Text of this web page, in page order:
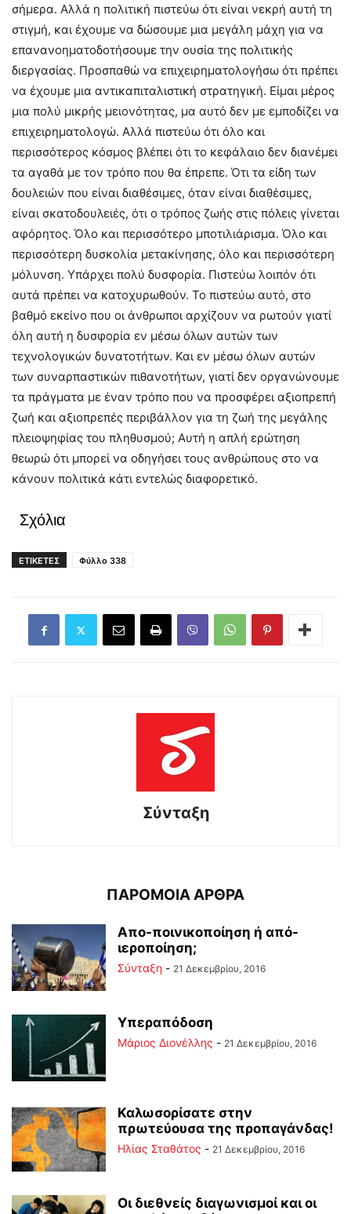
σήμερα. Αλλά η πολιτική πιστεύω ότι είναι νεκρή αυτή τη
στιγμή, και έχουμε να δώσουμε μια μεγάλη μάχη για να
επανανοηματοδοτήσουμε την ουσία της πολιτικής
διεργασίας. Προσπαθώ να επιχειρηματολογήσω ότι πρέπει
να έχουμε μια αντικαπιταλιστική στρατηγική. Είμαι μέρος
μια πολύ μικρής μειονότητας, μα αυτό δεν με εμποδίζει να
επιχειρηματολογώ. Αλλά πιστεύω ότι όλο και
περισσότερος κόσμος βλέπει ότι το κεφάλαιο δεν διανέμει
τα αγαθά με τον τρόπο που θα έπρεπε. Ότι τα είδη των
δουλειών που είναι διαθέσιμες, όταν είναι διαθέσιμες,
είναι σκατοδουλειές, ότι ο τρόπος ζωής στις πόλεις γίνεται
αφόρητος. Όλο και περισσότερο μποτιλιάρισμα. Όλο και
περισσότερη δυσκολία μετακίνησης, όλο και περισσότερη
μόλυνση. Υπάρχει πολύ δυσφορία. Πιστεύω λοιπόν ότι
αυτά πρέπει να κατοχυρωθούν. Το πιστεύω αυτό, στο
βαθμό εκείνο που οι άνθρωποι αρχίζουν να ρωτούν γιατί
όλη αυτή η δυσφορία εν μέσω όλων αυτών των
τεχνολογικών δυνατοτήτων. Και εν μέσω όλων αυτών
των συναρπαστικών πιθανοτήτων, γιατί δεν οργανώνουμε
τα πράγματα με έναν τρόπο που να προσφέρει αξιοπρεπή
ζωή και αξιοπρεπές περιβάλλον για τη ζωή της μεγάλης
πλειοψηφίας του πληθυσμού; Αυτή η απλή ερώτηση
θεωρώ ότι μπορεί να οδηγήσει τους ανθρώπους στο να
κάνουν πολιτικά κάτι εντελώς διαφορετικό.
Σχόλια
ΕΤΙΚΕΤΕΣ Φύλλο 338
Σύνταξη
ΠΑΡΟΜΟΙΑ ΑΡΘΡΑ
Απο-ποινικοποίηση ή από-
ιεροποίηση;
Σύνταξη - 21 Δεκεμβρίου, 2016
Υπεραπόδοση
Μάριος Διονέλλης - 21 Δεκεμβρίου, 2016
Καλωσορίσατε στην
πρωτεύουσα της προπαγάνδας!
Ηλίας Σταθάτος - 21 Δεκεμβρίου, 2016
Οι διεθνείς διαγωνισμοί και οι